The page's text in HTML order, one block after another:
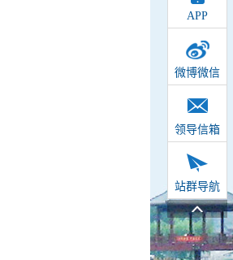
APP
微博微信
领导信箱
站群导航